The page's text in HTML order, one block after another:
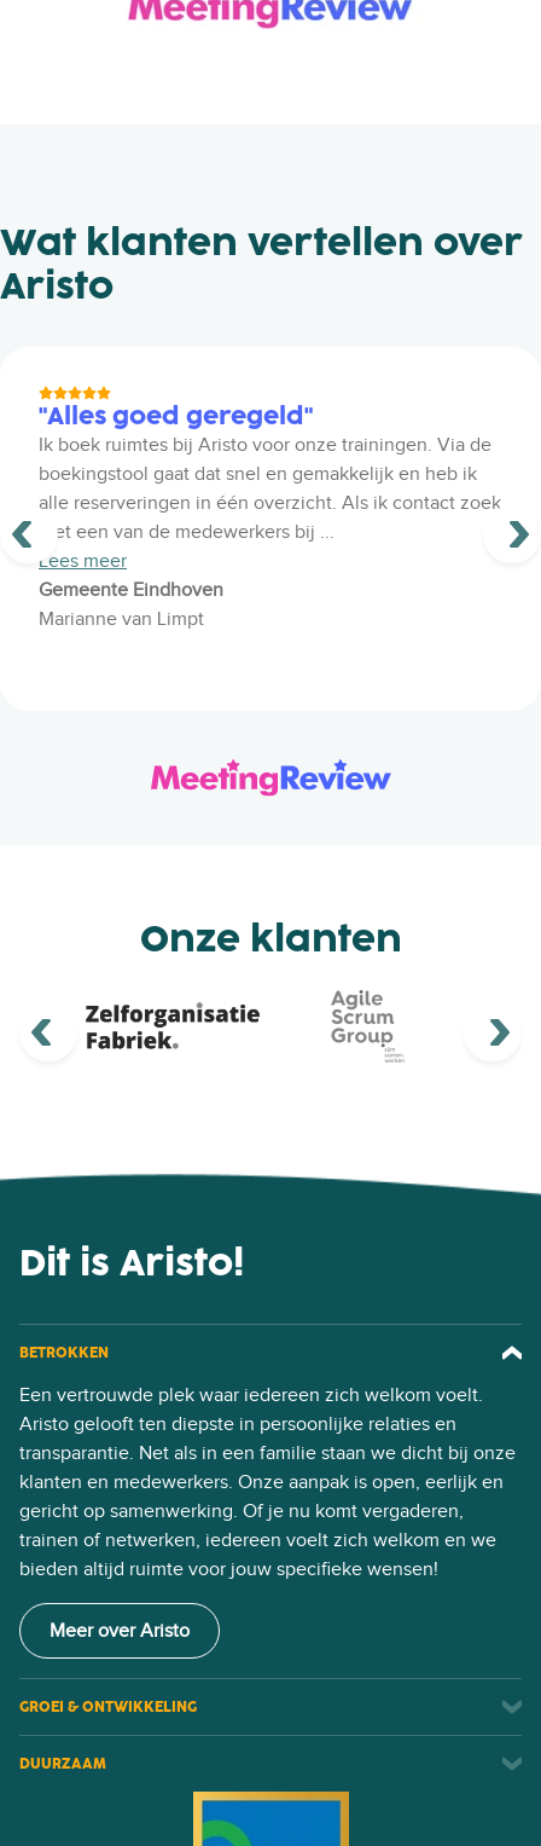
Wat klanten vertellen over
Aristo
"Alles goed geregeld"
Ik boek ruimtes bij Aristo voor onze trainingen. Via de
boekingstool gaat dat snel en gemakkelijk en heb ik
alle reserveringen in één overzicht. Als ik contact zoek
met een van de medewerkers bij ...
Lees meer
Gemeente Eindhoven
Marianne van Limpt
Onze klanten
Dit is Aristo!
BETROKKEN
Een vertrouwde plek waar iedereen zich welkom voelt.
Aristo gelooft ten diepste in persoonlijke relaties en
transparantie. Net als in een familie staan we dicht bij onze
klanten en medewerkers. Onze aanpak is open, eerlijk en
gericht op samenwerking. Of je nu komt vergaderen,
trainen of netwerken, iedereen voelt zich welkom en we
bieden altijd ruimte voor jouw specifieke wensen!
Meer over Aristo
GROEI & ONTWIKKELING
DUURZAAM